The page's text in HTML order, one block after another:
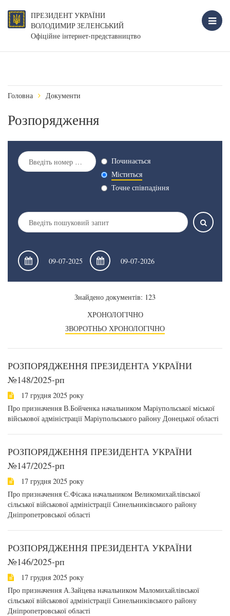
ПРЕЗИДЕНТ УКРАЇНИ
ВОЛОДИМИР ЗЕЛЕНСЬКИЙ
Офіційне інтернет-представництво
Головна Документи
Розпорядження
Починається
Міститься
Точне співпадіння
Знайдено документів: 123
ХРОНОЛОГІЧНО
ЗВОРОТНЬО ХРОНОЛОГІЧНО
РОЗПОРЯДЖЕННЯ ПРЕЗИДЕНТА УКРАЇНИ
№148/2025-рп
17 грудня 2025 року
Про призначення В.Бойченка начальником Маріупольської міської
військової адміністрації Маріупольського району Донецької області
РОЗПОРЯДЖЕННЯ ПРЕЗИДЕНТА УКРАЇНИ
№147/2025-рп
17 грудня 2025 року
Про призначення Є.Фісака начальником Великомихайлівської
сільської військової адміністрації Синельниківського району
Дніпропетровської області
РОЗПОРЯДЖЕННЯ ПРЕЗИДЕНТА УКРАЇНИ
№146/2025-рп
17 грудня 2025 року
Про призначення А.Зайцева начальником Маломихайлівської
сільської військової адміністрації Синельниківського району
Дніпропетровської області